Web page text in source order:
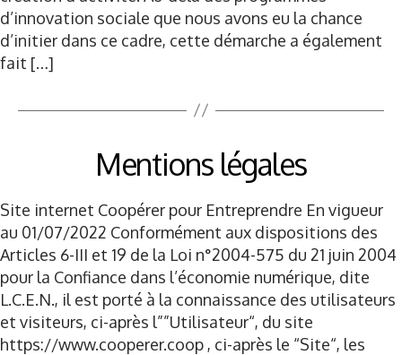
d’innovation sociale que nous avons eu la chance
d’initier dans ce cadre, cette démarche a également
fait […]
Mentions légales
Site internet Coopérer pour Entreprendre En vigueur
au 01/07/2022 Conformément aux dispositions des
Articles 6-III et 19 de la Loi n°2004-575 du 21 juin 2004
pour la Confiance dans l’économie numérique, dite
L.C.E.N., il est porté à la connaissance des utilisateurs
et visiteurs, ci-après l””Utilisateur“, du site
https://www.cooperer.coop , ci-après le “Site“, les